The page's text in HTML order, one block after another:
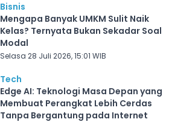
Bisnis
Mengapa Banyak UMKM Sulit Naik
Kelas? Ternyata Bukan Sekadar Soal
Modal
Selasa 28 Juli 2026, 15:01 WIB
Tech
Edge AI: Teknologi Masa Depan yang
Membuat Perangkat Lebih Cerdas
Tanpa Bergantung pada Internet